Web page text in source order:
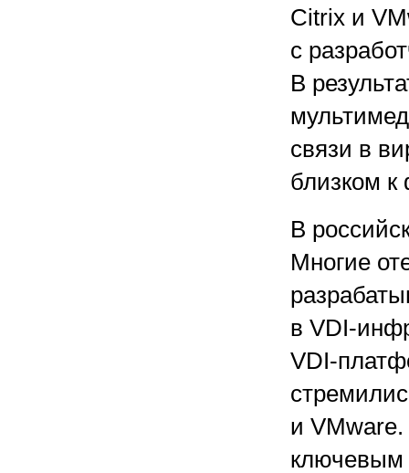
Citrix и
с
В
связи в
близком к
В
Многие
в VDI-
VDI-
и
ключевым